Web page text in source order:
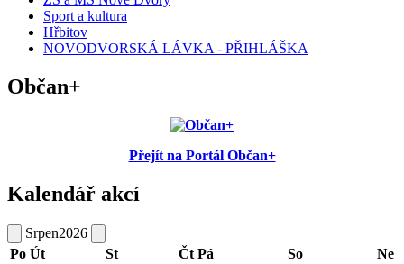
Sport a kultura
Hřbitov
NOVODVORSKÁ LÁVKA - PŘIHLÁŠKA
Občan+
Přejít na Portál Občan+
Kalendář akcí
Srpen2026
Po Út St Čt Pá So Ne